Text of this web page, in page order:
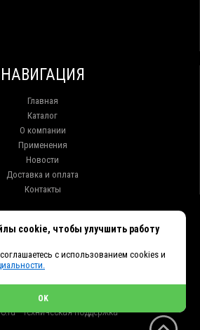
НАВИГАЦИЯ
Главная
Каталог
О компании
Применения
Новости
Доставка и оплата
Контакты
8 (3952) 93-27-93 - Отдел продаж
85-99 - Техническая поддержка
- Отдел продаж
- Техническая поддержка
cookie, чтобы улучшить работу
с использованием cookies и
OK